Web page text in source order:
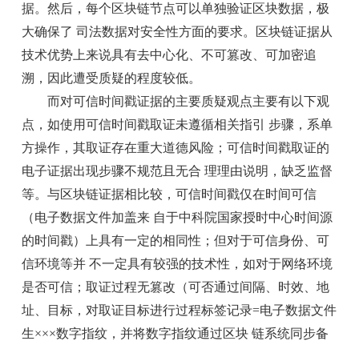
据。然后，每个区块链节点可以单独验证区块数据，极
大确保了 司法数据对安全性方面的要求。区块链证据从
技术优势上来说具有去中心化、不可篡改、可加密追
溯，因此遭受质疑的程度较低。
而对可信时间戳证据的主要质疑观点主要有以下观
点，如使用可信时间戳取证未遵循相关指引 步骤，系单
方操作，其取证存在重大道德风险；可信时间戳取证的
电子证据出现步骤不规范且无合 理理由说明，缺乏监督
等。与区块链证据相比较，可信时间戳仅在时间可信
（电子数据文件加盖来 自于中科院国家授时中心时间源
的时间戳）上具有一定的相同性；但对于可信身份、可
信环境等并 不一定具有较强的技术性，如对于网络环境
是否可信；取证过程无篡改（可否通过间隔、时效、地
址、目标，对取证目标进行过程标签记录=电子数据文件
生×××数字指纹，并将数字指纹通过区块 链系统同步备